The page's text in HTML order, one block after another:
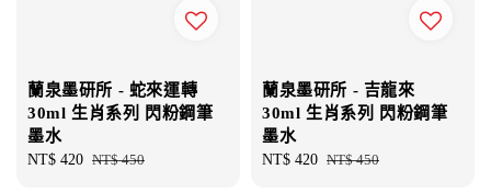
蘭泉墨研所 - 蛇來運轉
30ml 生肖系列 閃粉鋼筆
墨水
Sale
NT$ 420 Regular
NT$ 450
蘭泉墨研所 - 吉龍來
30ml 生肖系列 閃粉鋼筆
墨水
Sale
NT$ 420 Regular
NT$ 450